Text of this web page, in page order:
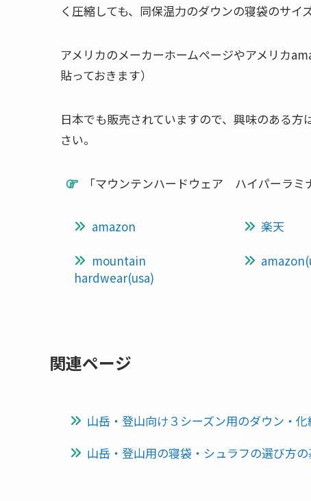
く圧縮しても、同保温力のダウンの寝袋のサイ
アメリカのメーカーホームページやアメリカ
貼っておきます）
日本でも販売されていますので、興味のある
さい。
「マウンテンハードウェア ハイパーラ
amazon
楽天
mountain
hardwear(usa)
関連ページ
山岳・登山向け３シーズン用のダウン・
山岳・登山用の寝袋・シュラフの選び方の